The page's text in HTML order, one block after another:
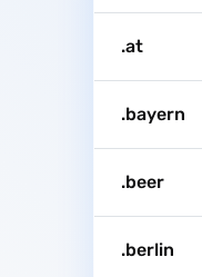
.at
.bayern
.beer
.berlin